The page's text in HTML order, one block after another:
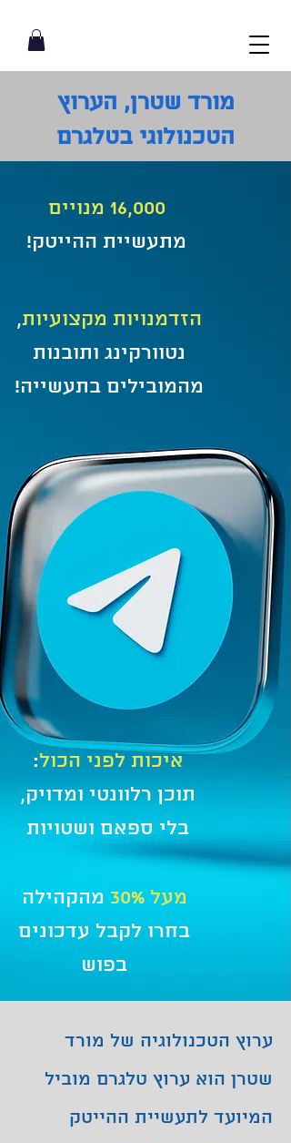
מורד שטרן, הערוץ
הטכנולוגי בטלגרם
16,000 מנויים
מתעשיית ההייטק!
הזדמנויות מקצועיות,
נטוורקינג ותובנות
מהמובילים בתעשייה!
איכות לפני הכול:
תוכן רלוונטי ומדויק,
בלי ספאם ושטויות
מעל 30%
מהקהילה
בחרו לקבל עדכונים
בפוש
ערוץ הטכנולוגיה של מורד
שטרן הוא ערוץ טלגרם מוביל
המיועד לתעשיית ההייטק